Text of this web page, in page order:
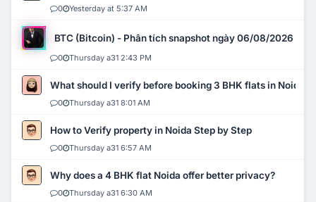
0 Yesterday at 5:37 AM
BTC (Bitcoin) - Phân tích snapshot ngày 06/08/2026
0 Thursday a31 2:43 PM
What should I verify before booking 3 BHK flats in Noida?
0 Thursday a31 8:01 AM
How to Verify property in Noida Step by Step
0 Thursday a31 6:57 AM
Why does a 4 BHK flat Noida offer better privacy?
0 Thursday a31 6:30 AM